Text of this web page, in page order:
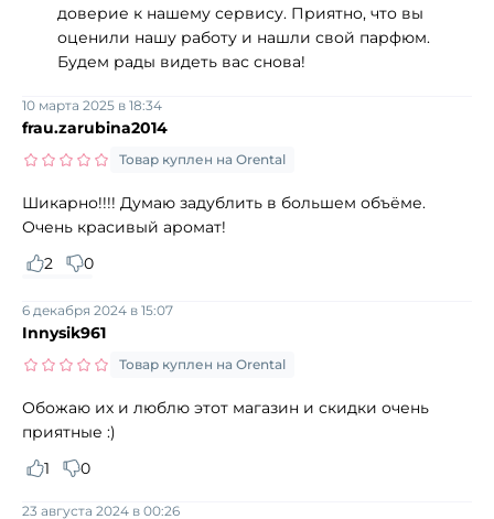
доверие к нашему сервису. Приятно, что вы
оценили нашу работу и нашли свой парфюм.
Будем рады видеть вас снова!
frau.zarubina2014
10 марта 2025 в 18:34
Товар куплен на Orental
Шикарно!!!! Думаю задублить в большем объёме.
Очень красивый аромат!
2
0
Innysik961
6 декабря 2024 в 15:07
Товар куплен на Orental
Обожаю их и люблю этот магазин и скидки очень
приятные :)
1
0
23 августа 2024 в 00:26